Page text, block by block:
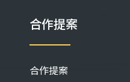
合作提案
合作提案